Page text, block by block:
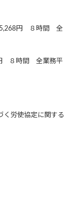
円 ８時間 全
８時間 全業務平
く労使協定に関する